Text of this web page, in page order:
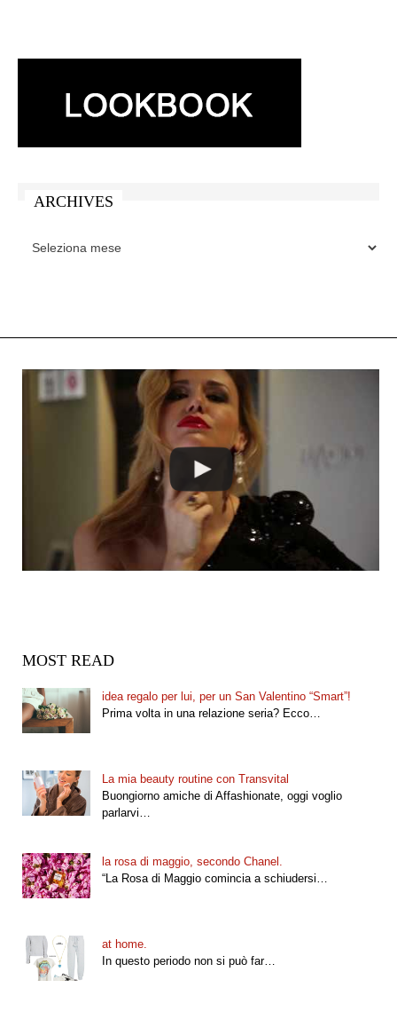
ARCHIVES
MOST READ
idea regalo per lui, per un San Valentino “Smart”!
Prima volta in una relazione seria? Ecco…
La mia beauty routine con Transvital
Buongiorno amiche di Affashionate, oggi voglio
parlarvi…
la rosa di maggio, secondo Chanel.
“La Rosa di Maggio comincia a schiudersi…
at home.
In questo periodo non si può far…